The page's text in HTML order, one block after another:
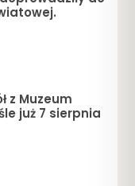
z Muzeum
już 7 sierpnia